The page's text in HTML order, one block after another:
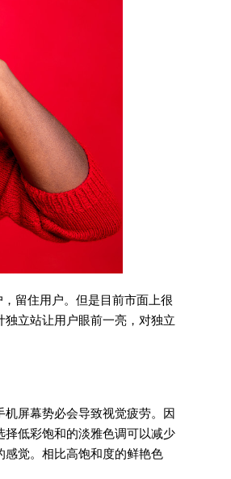
留住用户。但是目前市面上很
立站让用户眼前一亮，对独立
屏幕势必会导致视觉疲劳。因
低彩饱和的淡雅色调可以减少
觉。相比高饱和度的鲜艳色